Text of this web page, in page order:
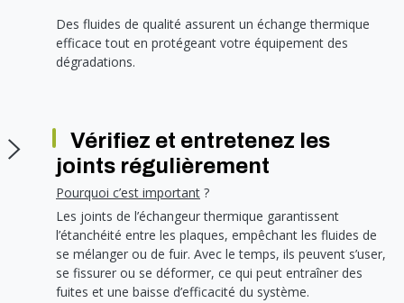
Des fluides de qualité assurent un échange thermique
efficace tout en protégeant votre équipement des
dégradations.
Vérifiez et entretenez les
joints régulièrement
Pourquoi c’est important ?
Les joints de l’échangeur thermique garantissent
l’étanchéité entre les plaques, empêchant les fluides de
se mélanger ou de fuir. Avec le temps, ils peuvent s’user,
se fissurer ou se déformer, ce qui peut entraîner des
fuites et une baisse d’efficacité du système.